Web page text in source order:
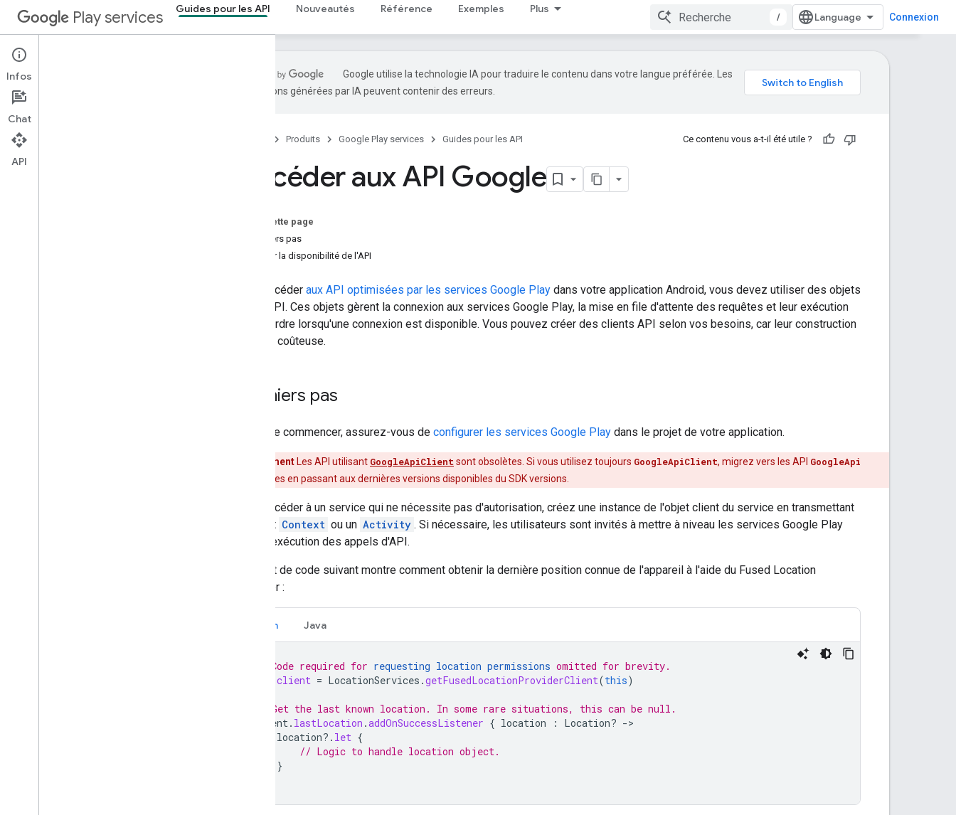
Play services Guides pour les API Nouveautés Référence Exemples Plus
/ Connexion
Configuration
Accéder aux API
Authentification du client
Google utilise la technologie IA pour traduire le contenu dans votre langue préférée. Les
traductions générées par IA peuvent contenir des erreurs.
Produits Google Play services Guides pour les API Ce contenu vous a-t-il été utile ?
Accéder aux API Google
Sur cette page
Premiers pas
Vérifier la disponibilité de l'API
Pour accéder aux API optimisées par les services Google Play dans votre application Android, vous devez utiliser des objets
client API. Ces objets gèrent la connexion aux services Google Play, la mise en file d'attente des requêtes et leur exécution
dans l'ordre lorsqu'une connexion est disponible. Vous pouvez créer des clients API selon vos besoins, car leur construction
est peu coûteuse.
Premiers pas
Avant de commencer, assurez-vous de configurer les services Google Play dans le projet de votre application.
Avertissement Les API utilisant GoogleApiClient sont obsolètes. Si vous utilisez toujours GoogleApiClient, migrez vers les API GoogleApi
correspondantes en passant aux dernières versions disponibles du SDK versions.
Pour accéder à un service qui ne nécessite pas d'autorisation, créez une instance de l'objet client du service en transmettant
un objet Context ou un Activity . Si nécessaire, les utilisateurs sont invités à mettre à niveau les services Google Play
avant l'exécution des appels d'API.
L'extrait de code suivant montre comment obtenir la dernière position connue de l'appareil à l'aide du Fused Location
Provider :
Kotlin Java
// Code required for requesting location permissions omitted for brevity.
client = LocationServices .getFusedLocationProviderClient(this)
// Get the last known location. In some rare situations, this can be null.
client. lastLocation .addOnSuccessListener { location : Location? -
location?. let {
// Logic to handle location object.
}
Infos
Chat
API